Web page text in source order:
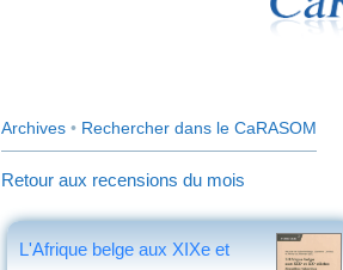
Archives • Rechercher dans le CaRASOM
Retour aux recensions du mois
L'Afrique belge aux XIXe et